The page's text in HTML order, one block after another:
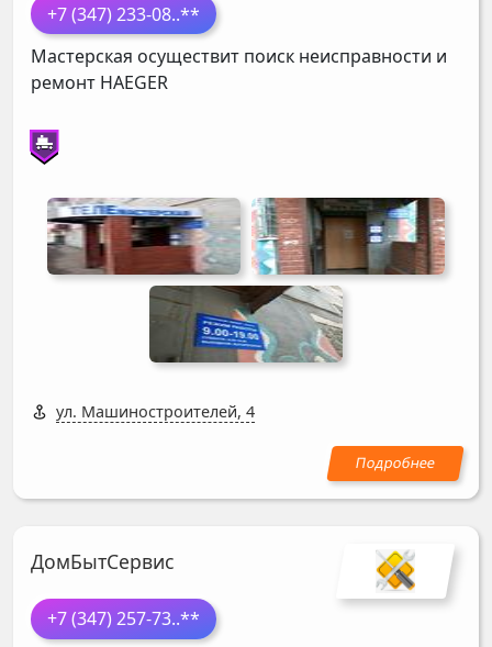
+7 (347) 233-08..**
Мастерская осуществит поиск неисправности и
ремонт HAEGER
ул. Машиностроителей, 4
ДомБытСервис
+7 (347) 257-73..**